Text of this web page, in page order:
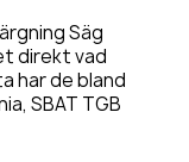
Säg
direkt vad
har de bland
SBAT TGB